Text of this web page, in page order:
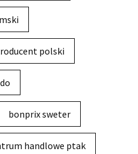
polski
bonprix sweter
handlowe ptak